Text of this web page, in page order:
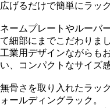
広げるだけで簡単にラッ
ネームプレートやルーバ
て細部にまでこだわりまし
工業用デザインながらも
い、コンパクトなサイズ
無骨さを取り入れたラッ
ォールディングラック。